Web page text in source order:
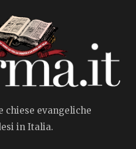
chiese evangeliche
in Italia.